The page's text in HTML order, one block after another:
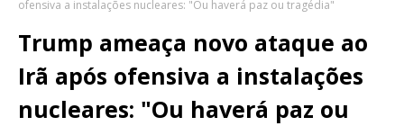
ofensiva a instalações nucleares: "Ou haverá paz ou tragédia"
Trump ameaça novo ataque ao
Irã após ofensiva a instalações
nucleares: "Ou haverá paz ou